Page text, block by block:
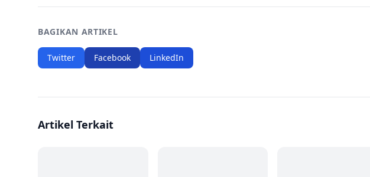
BAGIKAN ARTIKEL
Twitter Facebook LinkedIn
Artikel Terkait